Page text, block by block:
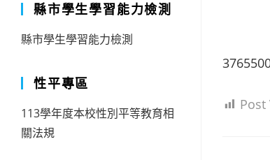
Post
縣市學生學習能力檢測
縣市學生學習能力檢測
性平專區
113學年度本校性別平等教育相
關法規